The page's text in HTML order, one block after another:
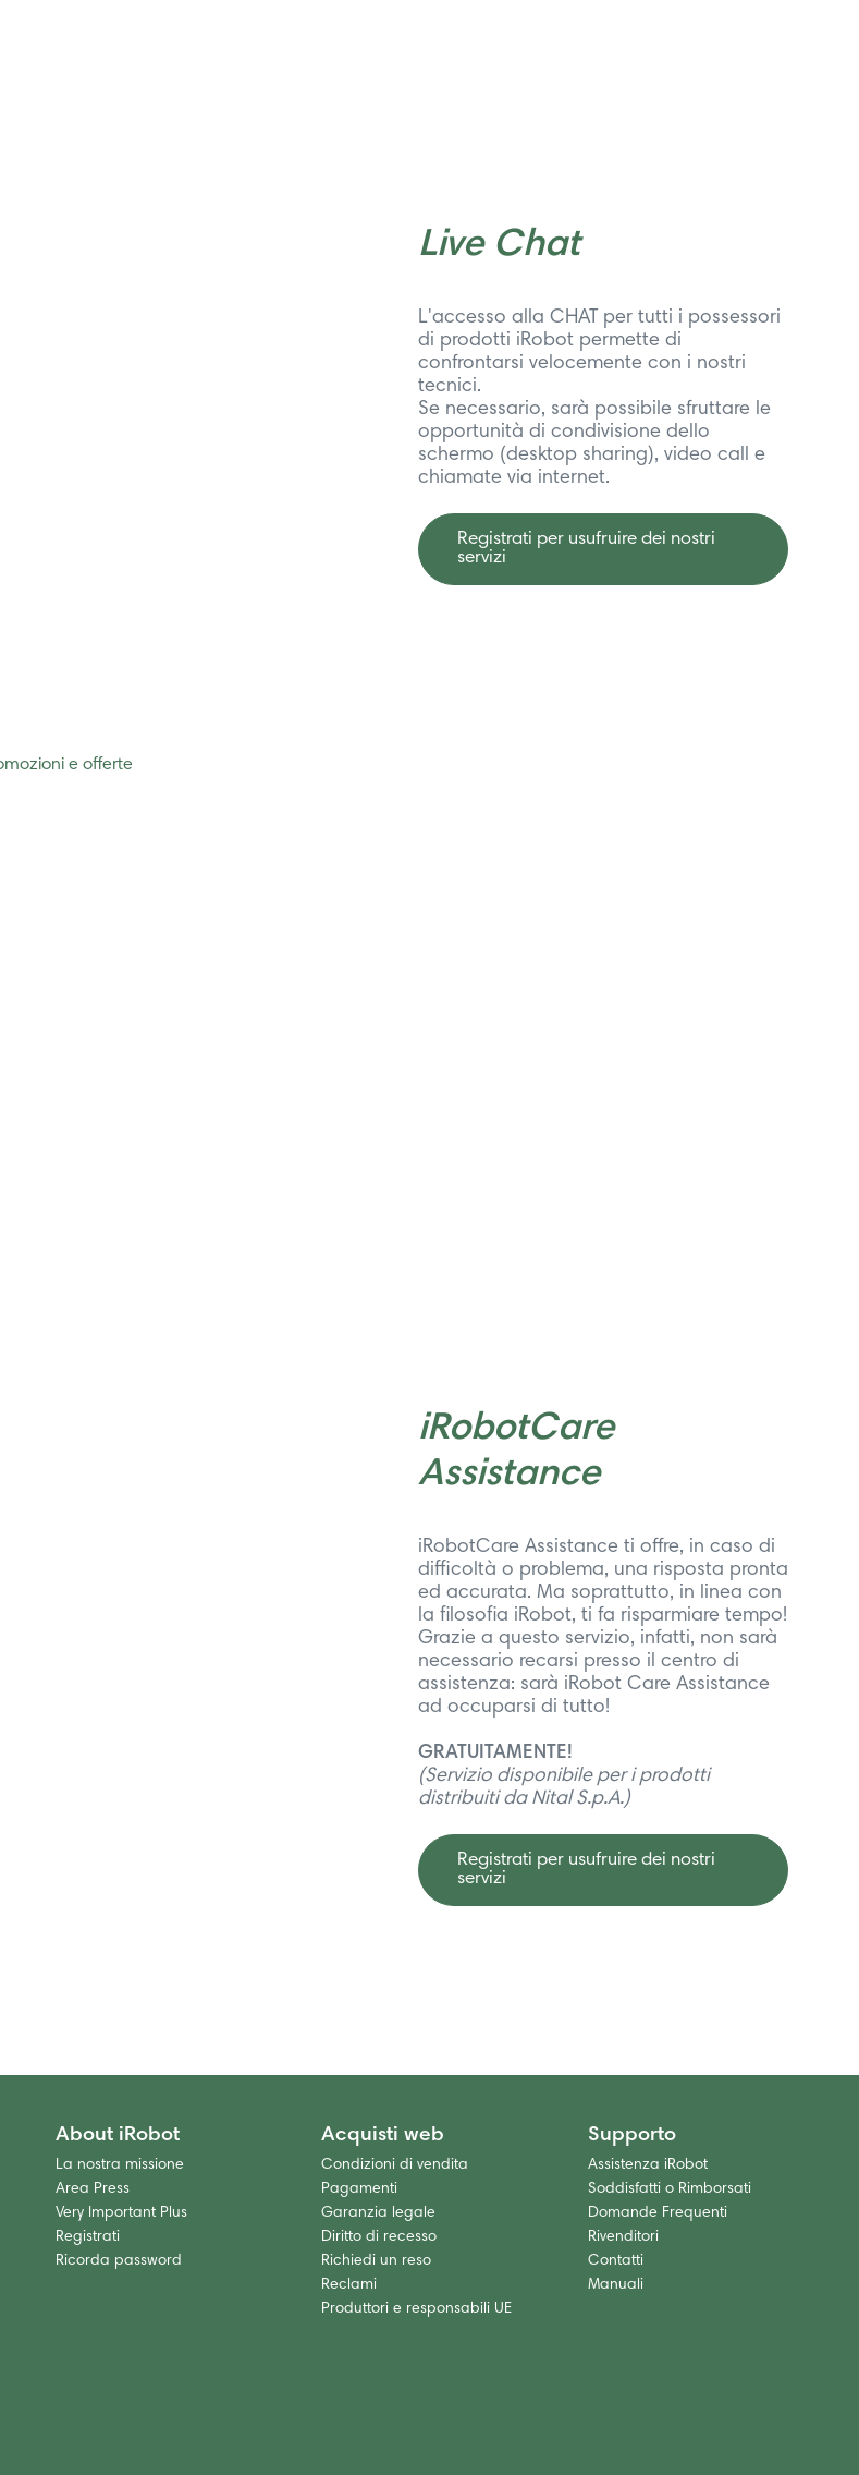
Live Chat
L'accesso alla CHAT per tutti i possessori
di prodotti iRobot permette di
confrontarsi velocemente con i nostri
tecnici.
Se necessario, sarà possibile sfruttare le
opportunità di condivisione dello
schermo (desktop sharing), video call e
chiamate via internet.
Registrati per usufruire dei nostri
servizi
iRobotCare
Assistance
iRobotCare Assistance ti offre, in caso di
difficoltà o problema, una risposta pronta
ed accurata. Ma soprattutto, in linea con
la filosofia iRobot, ti fa risparmiare tempo!
Grazie a questo servizio, infatti, non sarà
necessario recarsi presso il centro di
assistenza: sarà iRobot Care Assistance
ad occuparsi di tutto!
GRATUITAMENTE!
(Servizio disponibile per i prodotti
distribuiti da Nital S.p.A.)
Registrati per usufruire dei nostri
servizi
About iRobot
La nostra missione
Area Press
Very Important Plus
Registrati
Ricorda password
Acquisti web
Condizioni di vendita
Pagamenti
Garanzia legale
Diritto di recesso
Richiedi un reso
Reclami
Produttori e responsabili UE
Supporto
Assistenza iRobot
Soddisfatti o Rimborsati
Domande Frequenti
Rivenditori
Contatti
Manuali